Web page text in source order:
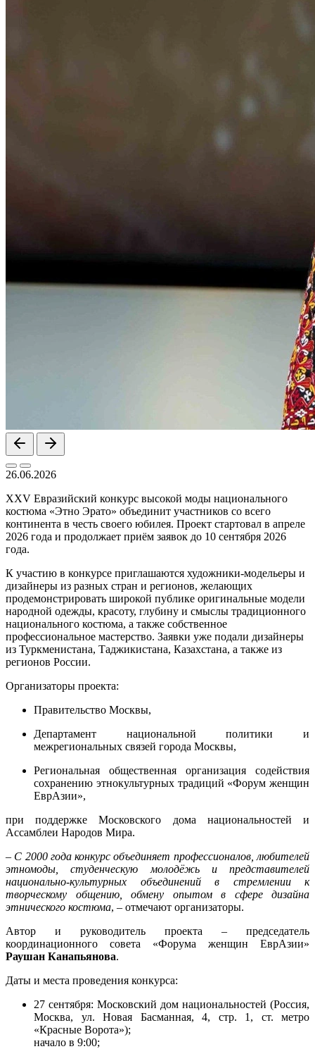
26.06.2026
XXV Евразийский конкурс высокой моды национального
костюма «Этно Эрато» объединит участников со всего
континента в честь своего юбилея. Проект стартовал в апреле
2026 года и продолжает приём заявок до 10 сентября 2026
года.
К участию в конкурсе приглашаются художники-модельеры и
дизайнеры из разных стран и регионов, желающих
продемонстрировать широкой публике оригинальные модели
народной одежды, красоту, глубину и смыслы традиционного
национального костюма, а также собственное
профессиональное мастерство. Заявки уже подали дизайнеры
из Туркменистана, Таджикистана, Казахстана, а также из
регионов России.
Организаторы проекта:
Правительство Москвы,
Департамент национальной политики и
межрегиональных связей города Москвы,
Региональная общественная организация содействия
сохранению этнокультурных традиций «Форум женщин
ЕврАзии»,
при поддержке Московского дома национальностей и
Ассамблеи Народов Мира.
– С 2000 года конкурс объединяет профессионалов, любителей
этномоды, студенческую молодёжь и представителей
национально-культурных объединений в стремлении к
творческому общению, обмену опытом в сфере дизайна
этнического костюма, – отмечают организаторы.
Автор и руководитель проекта – председатель
координационного совета «Форума женщин ЕврАзии»
Раушан Канапьянова.
Даты и места проведения конкурса:
27 сентября: Московский дом национальностей (Россия,
Москва, ул. Новая Басманная, 4, стр. 1, ст. метро
«Красные Ворота»);
начало в 9:00;